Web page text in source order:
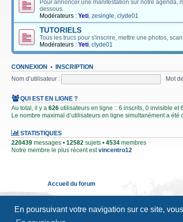
En poursuivant votre navigation sur ce site,
Pour annoncer une manifestation sur notre agenda,
dessous.
Modérateurs : Yeti, zesingle, clyde01
TUTORIELS
Tous les trucs pour s'inscrire, mettre une photos,
Modérateurs : Yeti, clyde01
CONNEXION • INSCRIPTION
Nom d’utilisateur : Mot
QUI EST EN LIGNE ?
Au total, il y a 626 utilisateurs en ligne :: 6 inscrits, 0 invisible et
Le nombre maximal d’utilisateurs en ligne simultanément a été
STATISTIQUES
220439 messages • 12582 sujets • 4534 membres
Notre membre le plus récent estvincentro12
Accueil du forum